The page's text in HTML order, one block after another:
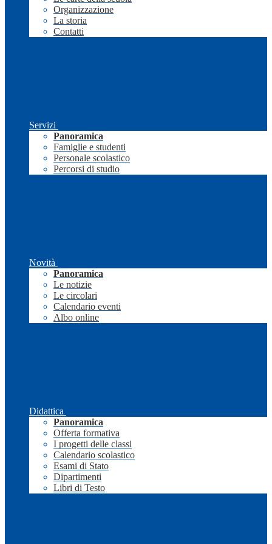
Organizzazione
La storia
Contatti
Servizi
Panoramica
Famiglie e studenti
Personale scolastico
Percorsi di studio
Novità
Panoramica
Le notizie
Le circolari
Calendario eventi
Albo online
Didattica
Panoramica
Offerta formativa
I progetti delle classi
Calendario scolastico
Esami di Stato
Dipartimenti
Libri di Testo